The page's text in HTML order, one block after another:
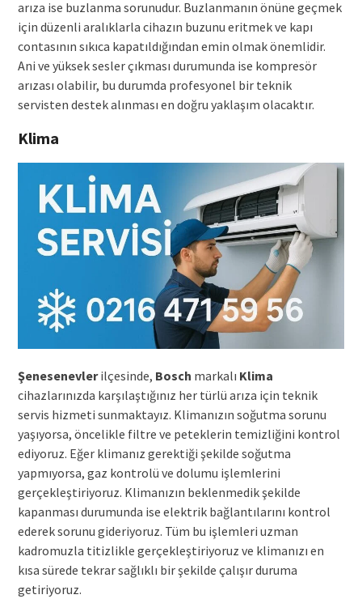
arıza ise buzlanma sorunudur. Buzlanmanın önüne geçmek
için düzenli aralıklarla cihazın buzunu eritmek ve kapı
contasının sıkıca kapatıldığından emin olmak önemlidir.
Ani ve yüksek sesler çıkması durumunda ise kompresör
arızası olabilir, bu durumda profesyonel bir teknik
servisten destek alınması en doğru yaklaşım olacaktır.
Klima
Şenesenevlerilçesinde, Bosch markalı Klima
cihazlarınızda karşılaştığınız her türlü arıza için teknik
servis hizmeti sunmaktayız. Klimanızın soğutma sorunu
yaşıyorsa, öncelikle filtre ve peteklerin temizliğini kontrol
ediyoruz. Eğer klimanız gerektiği şekilde soğutma
yapmıyorsa, gaz kontrolü ve dolumu işlemlerini
gerçekleştiriyoruz. Klimanızın beklenmedik şekilde
kapanması durumunda ise elektrik bağlantılarını kontrol
ederek sorunu gideriyoruz. Tüm bu işlemleri uzman
kadromuzla titizlikle gerçekleştiriyoruz ve klimanızı en
kısa sürede tekrar sağlıklı bir şekilde çalışır duruma
getiriyoruz.